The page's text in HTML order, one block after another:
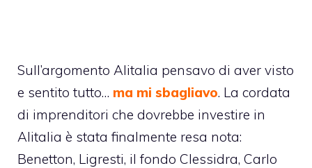
Sull’argomento Alitalia pensavo di aver visto
e sentito tutto… ma mi sbagliavo. La cordata
di imprenditori che dovrebbe investire in
Alitalia è stata finalmente resa nota:
Benetton, Ligresti, il fondo Clessidra, Carlo